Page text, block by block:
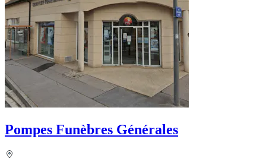
Pompes Funèbres Générales